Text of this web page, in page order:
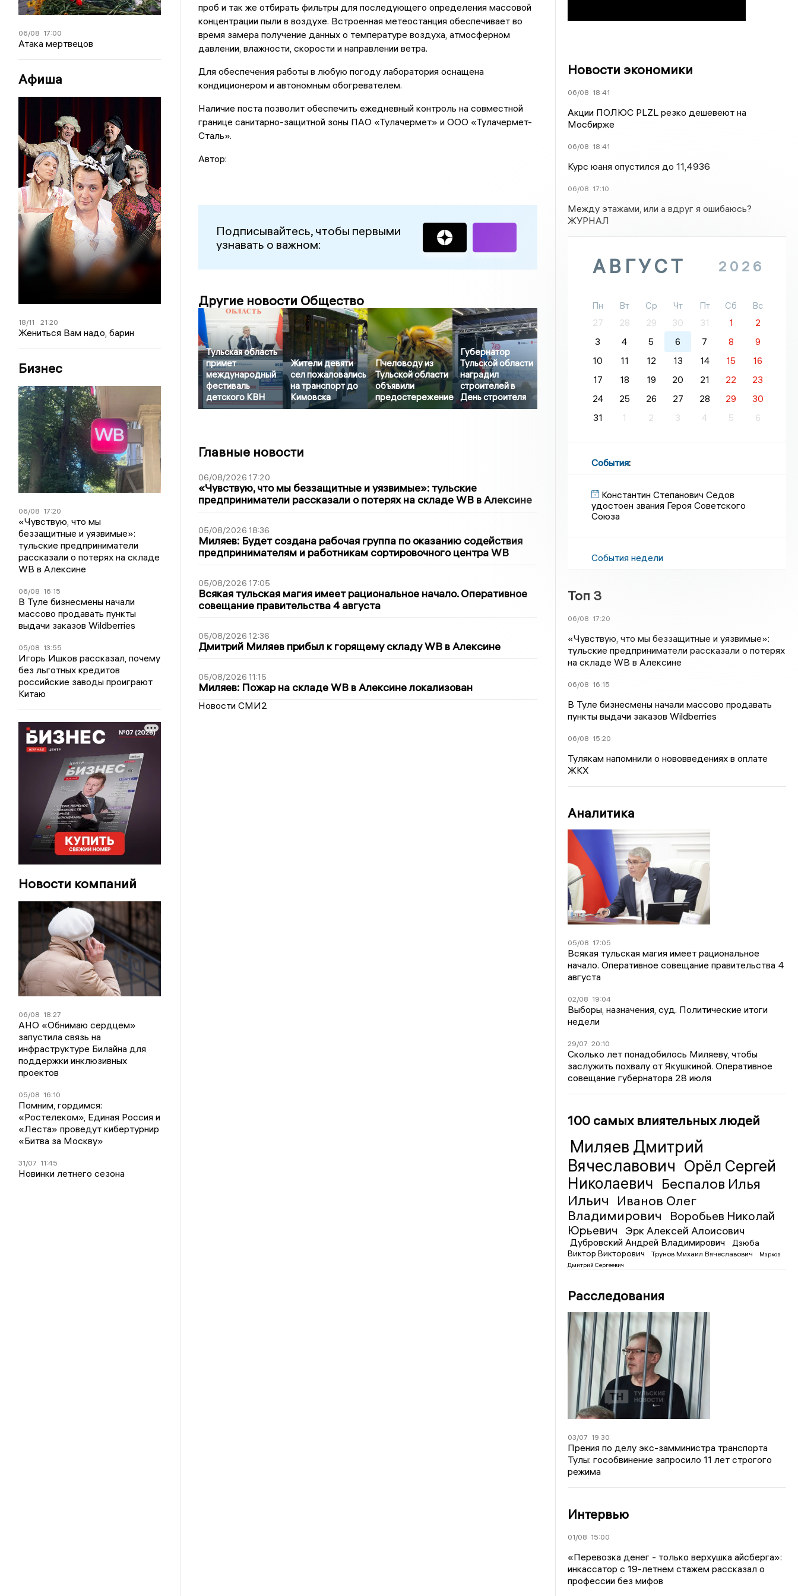
06/08 17:00
Атака мертвецов
Афиша
18/11 21:20
Жениться Вам надо, барин
Бизнес
06/08 17:20
«Чувствую, что мы
беззащитные и уязвимые»:
тульские предприниматели
рассказали о потерях на складе
WB в Алексине
06/08 16:15
В Туле бизнесмены начали
массово продавать пункты
выдачи заказов Wildberries
05/08 13:55
Игорь Ишков рассказал, почему
без льготных кредитов
российские заводы проиграют
Китаю
Новости компаний
06/08 18:27
АНО «Обнимаю сердцем»
запустила связь на
инфраструктуре Билайна для
поддержки инклюзивных
проектов
05/08 16:10
Помним, гордимся:
«Ростелеком», Единая Россия и
«Леста» проведут кибертурнир
«Битва за Москву»
31/07 11:45
Новинки летнего сезона
проб и так же отбирать фильтры для последующего определения массовой
концентрации пыли в воздухе. Встроенная метеостанция обеспечивает во
время замера получение данных о температуре воздуха, атмосферном
давлении, влажности, скорости и направлении ветра.
Для обеспечения работы в любую погоду лаборатория оснащена
кондиционером и автономным обогревателем.
Наличие поста позволит обеспечить ежедневный контроль на совместной
границе санитарно-защитной зоны ПАО «Тулачермет» и ООО «Тулачермет-
Сталь».
Автор:
Подписывайтесь, чтобы первыми
узнавать о важном:
Другие новости Общество
Тульская область
примет
международный
фестиваль
детского КВН
Жители девяти
сел пожаловались
на транспорт до
Кимовска
Пчеловоду из
Тульской области
объявили
предостережение
Губернатор
Тульской области
наградил
строителей в
День строителя
Главные новости
06/08/2026 17:20
«Чувствую, что мы беззащитные и уязвимые»: тульские
предприниматели рассказали о потерях на складе WB в Алексине
05/08/2026 18:36
Миляев: Будет создана рабочая группа по оказанию содействия
предпринимателям и работникам сортировочного центра WB
05/08/2026 17:05
Всякая тульская магия имеет рациональное начало. Оперативное
совещание правительства 4 августа
05/08/2026 12:36
Дмитрий Миляев прибыл к горящему складу WB в Алексине
05/08/2026 11:15
Миляев: Пожар на складе WB в Алексине локализован
Новости СМИ2
Новости экономики
06/08 18:41
Акции ПОЛЮС PLZL резко дешевеют на
Мосбирже
06/08 18:41
Курс юаня опустился до 11,4936
06/08 17:10
Между этажами, или а вдруг я ошибаюсь?
ЖУРНАЛ
АВГУСТ 2026
Пн Вт Ср Чт Пт Сб
Вс
27
28 29 30 31 1
2
3
4 5 6 7 8
9
10
11 12 13 14 15
16
17
18 19 20 21 22
23
24
25 26 27 28 29
30
31
1 2 3 4 5 6
События:
Константин Степанович Седов
удостоен звания Героя Советского
Союза
События недели
Топ 3
06/08 17:20
«Чувствую, что мы беззащитные и уязвимые»:
тульские предприниматели рассказали о потерях
на складе WB в Алексине
06/08 16:15
В Туле бизнесмены начали массово продавать
пункты выдачи заказов Wildberries
06/08 15:20
Тулякам напомнили о нововведениях в оплате
ЖКХ
Аналитика
05/08 17:05
Всякая тульская магия имеет рациональное
начало. Оперативное совещание правительства 4
августа
02/08 19:04
Выборы, назначения, суд. Политические итоги
недели
29/07 20:10
Сколько лет понадобилось Миляеву, чтобы
заслужить похвалу от Якушкиной. Оперативное
совещание губернатора 28 июля
100 самых влиятельных людей
Миляев Дмитрий
Вячеславович Орёл Сергей
Николаевич Беспалов Илья
Ильич
Иванов Олег
Владимирович
Воробьев Николай
Юрьевич
Эрк Алексей Алоисович
Дубровский Андрей Владимирович
Дзюба
Виктор Викторович
Трунов Михаил Вячеславович
Марков
Дмитрий Сергеевич
Расследования
03/07 19:30
Прения по делу экс-замминистра транспорта
Тулы: гособвинение запросило 11 лет строгого
режима
Интервью
01/08 15:00
«Перевозка денег - только верхушка айсберга»:
инкассатор с 19-летнем стажем рассказал о
профессии без мифов